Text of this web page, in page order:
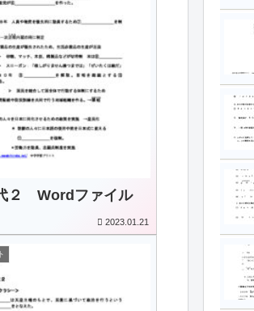
２ Wordファイル
2023.01.21